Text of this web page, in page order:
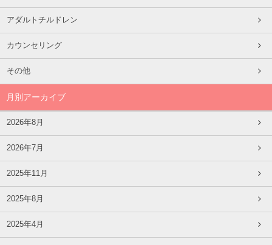
アダルトチルドレン
カウンセリング
その他
月別アーカイブ
2026年8月
2026年7月
2025年11月
2025年8月
2025年4月